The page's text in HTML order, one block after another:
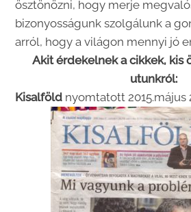
ösztönözni, hogy merje
bizonyosságunk szolgálunk a
arról, hogy a világon mennyi jó
Akit érdekelnek a cikkek, kis
utunkról:
Kisalföld nyomtatott 2015.május